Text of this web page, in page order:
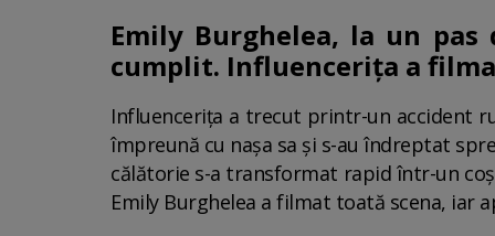
Emily Burghelea, la un
cumplit. Influencerița a
Influencerița a trecut printr-un accident
împreună cu nașa sa și s-au îndreptat
călătorie s-a transformat rapid într-un
Emily Burghelea a filmat toată scena, iar